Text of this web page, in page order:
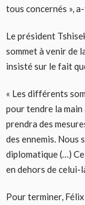
tous concernés »,
Le président
sommet à venir de
insisté sur le fait
« Les différents
pour tendre la main
prendra des
des ennemis. Nous
diplomatique (…)
en dehors de celui-
Pour terminer,